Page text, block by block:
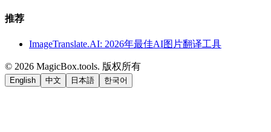
推荐
ImageTranslate.AI: 2026年最佳AI图片翻译工具
© 2026 MagicBox.tools. 版权所有
English 中文 日本語 한국어